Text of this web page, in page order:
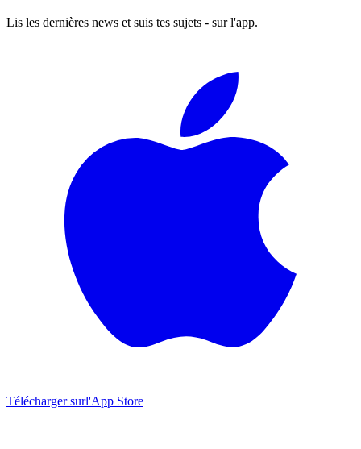
Lis les dernières news et suis tes sujets - sur l'app.
Télécharger surl'App Store